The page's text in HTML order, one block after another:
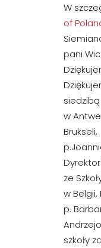
W
of
pani
siedzibą
w
Brukseli,
ze
w Belgii,
p.
szkoły